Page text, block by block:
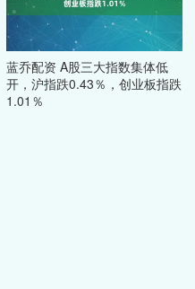
蓝乔配资 A股三大指数集体低
开，沪指跌0.43％，创业板指跌
1.01％